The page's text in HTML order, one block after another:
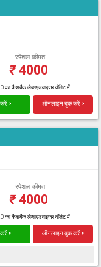
स्पेशल कीमत
₹4000
का कैशबैक लैब्सएडवाइजर वॉलेट में
> ऑनलाइन बुक करें >
स्पेशल कीमत
₹4000
का कैशबैक लैब्सएडवाइजर वॉलेट में
> ऑनलाइन बुक करें >